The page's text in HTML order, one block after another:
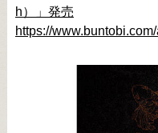
h）」発売
https://